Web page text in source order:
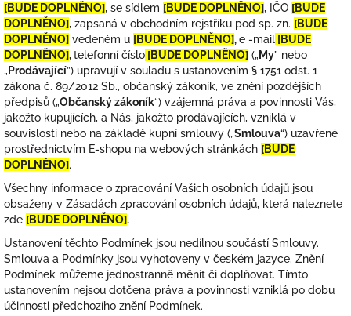
[BUDE DOPLNĚNO], se sídlem [BUDE DOPLNĚNO], IČO [BUDE
DOPLNĚNO], zapsaná v obchodním rejstříku pod sp. zn. [BUDE
DOPLNĚNO] vedeném u [BUDE DOPLNĚNO],e -mail [BUDE
DOPLNĚNO],telefonní číslo [BUDE DOPLNĚNO] („ My” nebo
„ Prodávající”) upravují v souladu s ustanovením § 1751 odst. 1
zákona č. 89/2012 Sb., občanský zákoník, ve znění pozdějších
předpisů („Občanský zákoník“) vzájemná práva a povinnosti Vás,
jakožto kupujících, a Nás, jakožto prodávajících, vzniklá v
souvislosti nebo na základě kupní smlouvy („Smlouva“) uzavřené
prostřednictvím E-shopu na webových stránkách [BUDE
DOPLNĚNO].
Všechny informace o zpracování Vašich osobních údajů jsou
obsaženy v Zásadách zpracování osobních údajů, která naleznete
zde [BUDE DOPLNĚNO].
Ustanovení těchto Podmínek jsou nedílnou součástí Smlouvy.
Smlouva a Podmínky jsou vyhotoveny v českém jazyce. Znění
Podmínek můžeme jednostranně měnit či doplňovat. Tímto
ustanovením nejsou dotčena práva a povinnosti vzniklá po dobu
účinnosti předchozího znění Podmínek.